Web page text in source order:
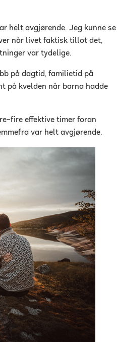
helt avgjørende. Jeg kunne se
når livet faktisk tillot det,
var tydelige.
på dagtid, familietid på
på kvelden når barna hadde
effektive timer foran
var helt avgjørende.